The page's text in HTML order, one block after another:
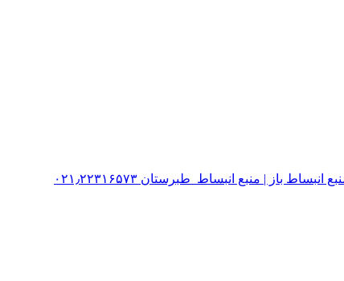
باز | منبع انبساط طبرستان ۰۲۱٫۲۲۳۱۶۵۷۳